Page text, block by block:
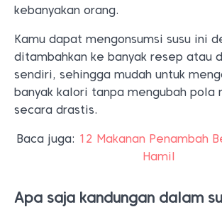
kebanyakan orang.
Kamu dapat mengonsumsi susu ini
ditambahkan ke banyak resep atau
sendiri, sehingga mudah untuk
banyak kalori tanpa mengubah pola
secara drastis.
Baca juga: 12 Makanan Penambah
Hamil
Apa saja kandungan dalam